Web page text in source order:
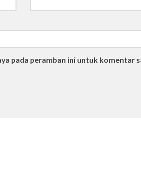
pada peramban ini untuk komentar